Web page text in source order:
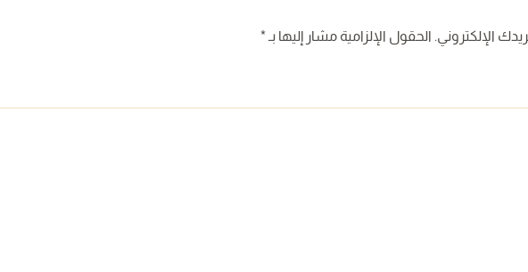
الإلكتروني. الحقول الإلزامية مشار إليها بـ*